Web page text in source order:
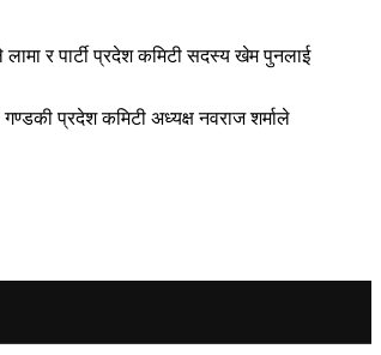
र पार्टी प्रदेश कमिटी सदस्य खेम पुनलाई
प्रदेश कमिटी अध्यक्ष नवराज शर्माले